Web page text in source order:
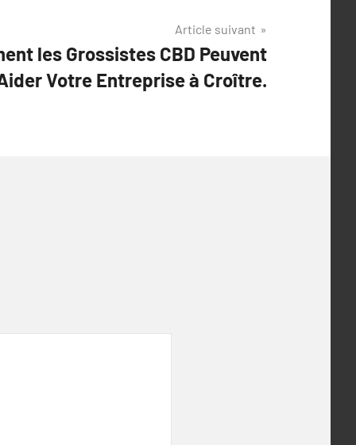
Article suivant
les Grossistes CBD Peuvent
Votre Entreprise à Croître.